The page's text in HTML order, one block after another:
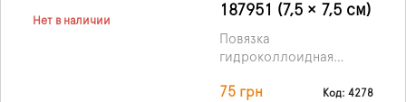
Нет в наличии
187951 (7,5 × 7,5 см)
Повязка
гидроколлоидная
- повязка небольших
75 грн Код: 4278